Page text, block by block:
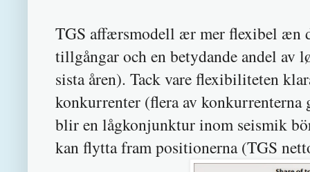
TGS affærsmodell ær mer flexibel æn
tillgångar och en betydande andel av
sista åren). Tack vare flexibiliteten
konkurrenter (flera av
blir en lågkonjunktur inom seismik
kan flytta fram positionerna (TGS